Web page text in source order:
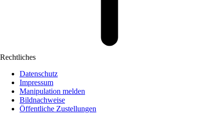
Rechtliches
Datenschutz
Impressum
Manipulation melden
Bildnachweise
Öffentliche Zustellungen